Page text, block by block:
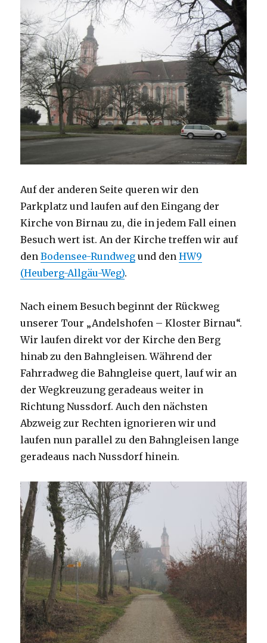
Auf der anderen Seite queren wir den
Parkplatz und laufen auf den Eingang der
Kirche von Birnau zu, die in jedem Fall einen
Besuch wert ist. An der Kirche​ treffen wir auf
denBodensee-Rundweg und denHW9
(Heuberg-Allgäu-Weg).
Nach einem Besuch beginnt der Rückweg
unserer Tour „Andelshofen – Kloster Birnau“.
Wir laufen direkt vor der Kirche den Berg
hinab zu den Bahngleisen. Während der
Fahrradweg die Bahngleise quert, lauf wir an
der Wegkreuzung geradeaus weiter in
Richtung Nussdorf. Auch den nächsten
Abzweig zur Rechten ignorieren wir und
laufen nun parallel zu den Bahngleisen lange
geradeaus nach Nussdorf hinein.